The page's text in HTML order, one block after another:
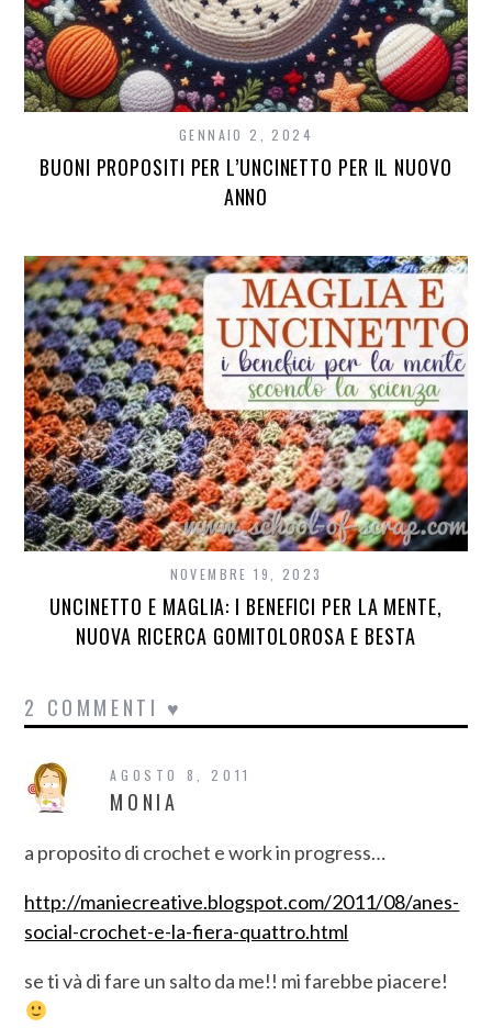
GENNAIO 2, 2024
BUONI PROPOSITI PER L’UNCINETTO PER IL NUOVO
ANNO
NOVEMBRE 19, 2023
UNCINETTO E MAGLIA: I BENEFICI PER LA MENTE,
NUOVA RICERCA GOMITOLOROSA E BESTA
2 COMMENTI ♥
AGOSTO 8, 2011
MONIA
a proposito di crochet e work in progress…
http://maniecreative.blogspot.com/2011/08/anes-
social-crochet-e-la-fiera-quattro.html
se ti và di fare un salto da me!! mi farebbe piacere!